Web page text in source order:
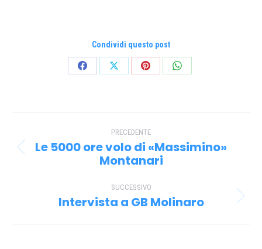
Condividi questo post
CondividiCondividiCondividiCondividi
tra PRECEDENTE
Post
precedente:
Le 5000 ore volo di «Massimino»
Montanari
SUCCESSIVO
Prossimo
Intervista a GB Molinaro